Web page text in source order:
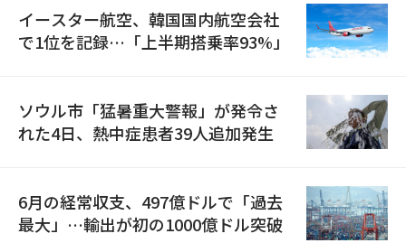
イースター航空、韓国国内航空会社
で1位を記録…「上半期搭乗率93%」
ソウル市「猛暑重大警報」が発令さ
れた4日、熱中症患者39人追加発生
6月の経常収支、497億ドルで「過去
最大」…輸出が初の1000億ドル突破